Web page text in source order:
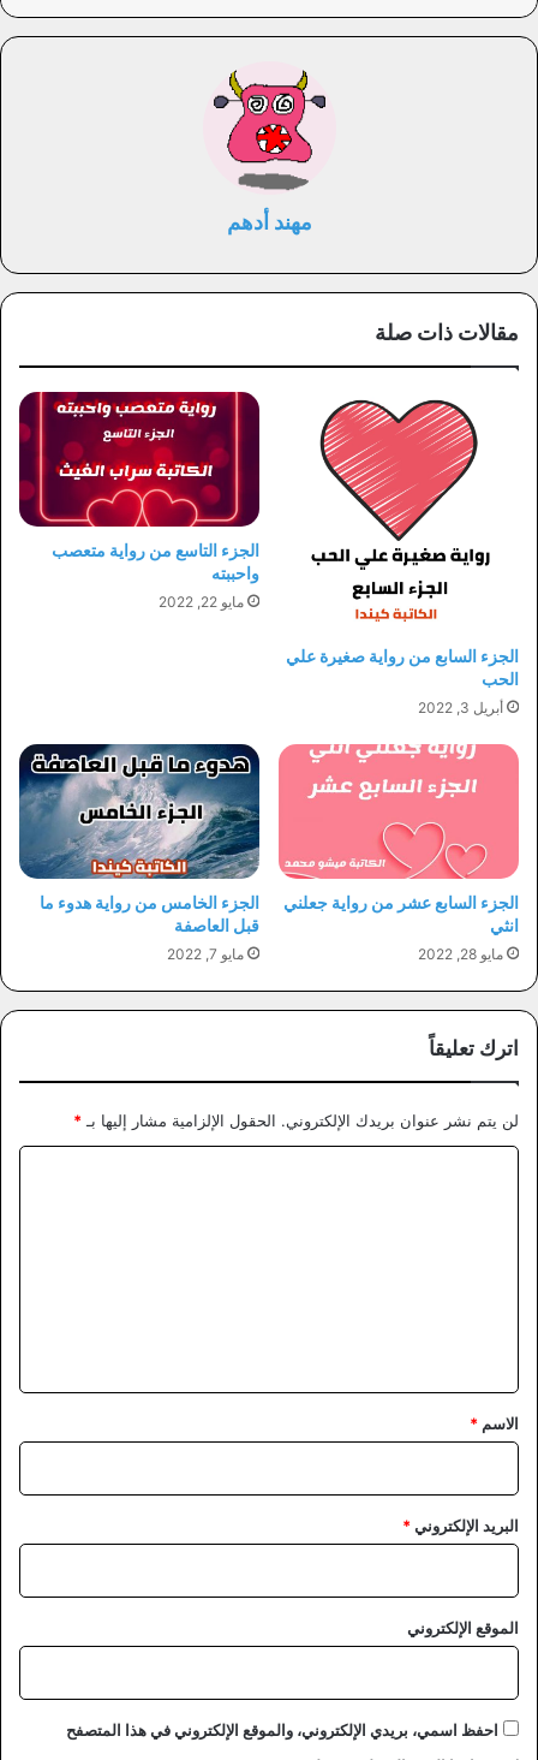
مهند أدهم
مقالات ذات صلة
الجزء السابع من رواية صغيرة علي
الحب
أبريل 3, 2022
الجزء التاسع من رواية متعصب
واحببته
مايو 22, 2022
الجزء السابع عشر من رواية جعلني
انثي
مايو 28, 2022
الجزء الخامس من رواية هدوء ما
قبل العاصفة
مايو 7, 2022
اترك تعليقاً
لن يتم نشر عنوان بريدك الإلكتروني. الحقول الإلزامية مشار إليها بـ*
*
الاسم *
البريد الإلكتروني*
الموقع الإلكتروني
احفظ اسمي، بريدي الإلكتروني، والموقع الإلكتروني في هذا المتصفح